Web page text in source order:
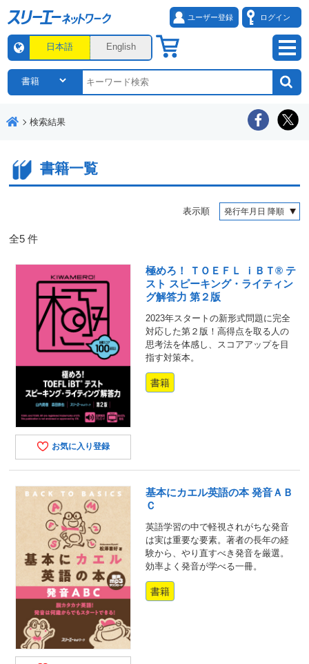
ユーザー登録 ログイン
日本語 English
検索結果
書籍一覧
表示順
全5 件
お気に入り登録
極めろ！ ＴＯＥＦＬ ｉＢＴ® テ
スト スピーキング・ライティン
グ解答力 第２版
2023年スタートの新形式問題に完全
対応した第２版！高得点を取る人の
思考法を体感し、スコアアップを目
指す対策本。
書籍
基本にカエル英語の本 発音ＡＢ
Ｃ
英語学習の中で軽視されがちな発音
は実は重要な要素。著者の長年の経
験から、やり直すべき発音を厳選。
効率よく発音が学べる一冊。
書籍